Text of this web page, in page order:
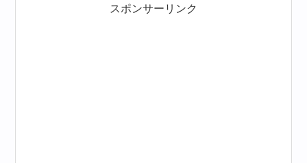
スポンサーリンク